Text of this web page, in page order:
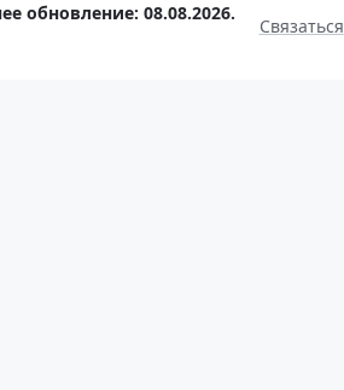
обновление: 08.08.2026.
Связаться